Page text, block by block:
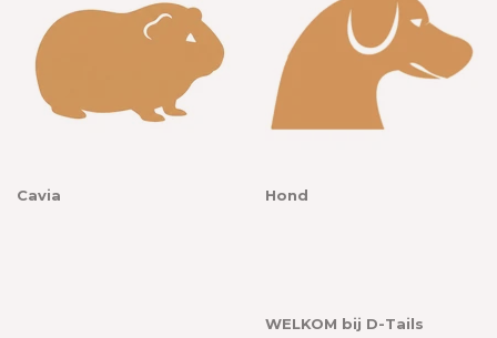
Cavia Hond
WELKOM bij D-Tails